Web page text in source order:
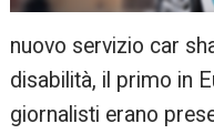
nuovo servizio car
disabilità, il primo in
giornalisti erano